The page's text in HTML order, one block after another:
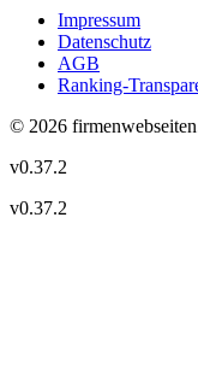
Impressum
Datenschutz
AGB
Ranking-
© 2026
v0.37.2
v0.37.2